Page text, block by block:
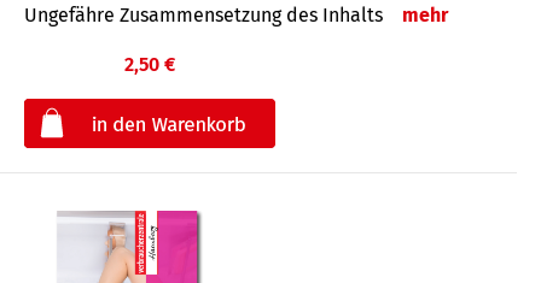
Ungefähre Zusammensetzung des Inhalts mehr
2,50 €